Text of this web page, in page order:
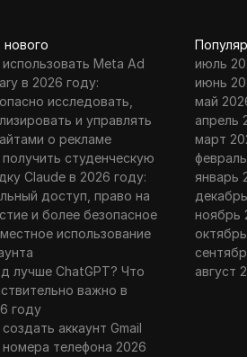
нового
использовать Meta Ad
в 2026 году:
исследовать,
и управлять
о рекламе
получить студенческую
Claude в 2026 году:
доступ, право на
и более безопасное
использование
лучше ChatGPT? Что
важно в
году
аккаунт Gmail
номера телефона 2026
июль
июнь
май
апрель
март
январь
ноябрь
август